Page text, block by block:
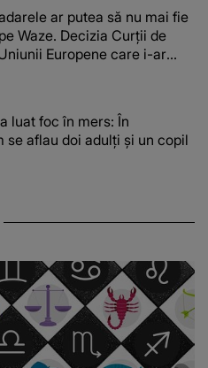
ar putea să nu mai fie
Waze. Decizia Curţii de
Europene care i-ar
luat foc în mers: În
se aflau doi adulți și un copil